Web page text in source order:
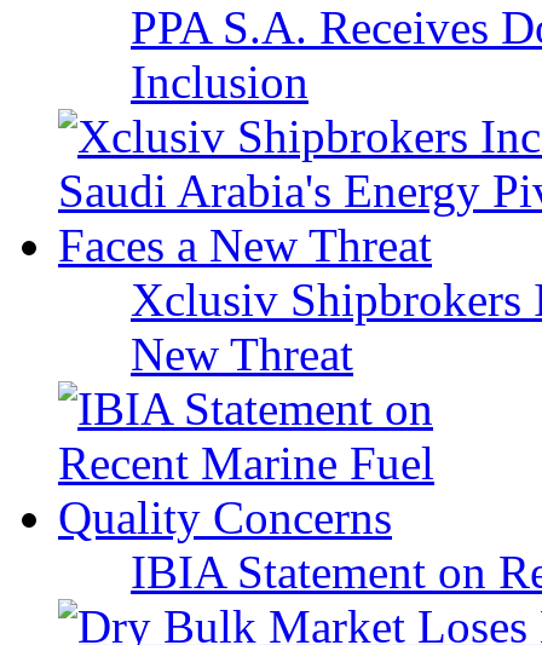
PPA S.A. Receives
Inclusion
Xclusiv Shipbrokers
New Threat
IBIA Statement on